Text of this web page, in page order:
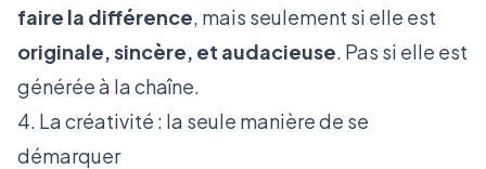
faire la différence, mais seulement si elle est
originale, sincère, et audacieuse. Pas si elle est
générée à la chaîne.
4. La créativité : la seule manière de se
démarquer